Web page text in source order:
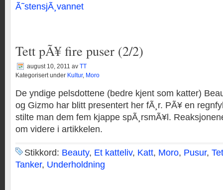
Ã˜stensjÃ¸vannet
Tett pÃ¥ fire puser (2/2)
august 10, 2011 av TT
Kategorisert under Kultur, Moro
De yndige pelsdottene (bedre kjent som katter)
og Gizmo har blitt presentert her fÃ¸r. PÃ¥ en
stilte man dem fem kjappe spÃ¸rsmÃ¥l.
om videre i artikkelen.
Stikkord: Beauty, Et katteliv, Katt, Moro, Pusur,
Tanker, Underholdning